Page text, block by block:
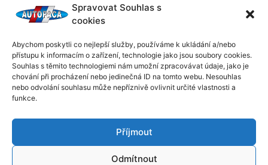
Spravovat Souhlas s
cookies
Abychom poskytli co nejlepší služby, používáme k ukládání a/nebo
přístupu k informacím o zařízení, technologie jako jsou soubory cookies.
Souhlas s těmito technologiemi nám umožní zpracovávat údaje, jako je
chování při procházení nebo jedinečná ID na tomto webu. Nesouhlas
nebo odvolání souhlasu může nepříznivě ovlivnit určité vlastnosti a
funkce.
Příjmout
Odmítnout